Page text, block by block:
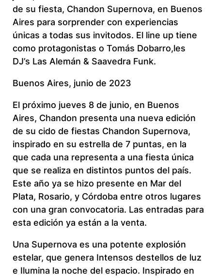
de su fiesta, Chandon Supernova, en Buenos
Aires para sorprender con experiencias
únicas a todas sus invitodos. El line up tiene
como protagonistas o Tomás Dobarro,les
DJ’s Las Alemán & Saavedra Funk.
Buenos Aires, junio de 2023
El próximo jueves 8 de junio, en Buenos
Aires, Chandon presenta una nueva edición
de su cido de fiestas Chandon Supernova,
inspirado en su estrella de 7 puntas, en la
que cada una representa a una fiesta única
que se realiza en distintos puntos del país.
Este año ya se hizo presente en Mar del
Plata, Rosario, y Córdoba entre otros lugares
con una gran convocatoria. Las entradas para
esta edición ya están a la venta.
Una Supernova es una potente explosión
estelar, que genera Intensos destellos de luz
e Ilumina la noche del espacio. Inspirado en